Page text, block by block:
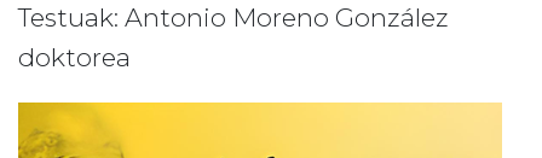
Testuak: Antonio Moreno González
doktorea